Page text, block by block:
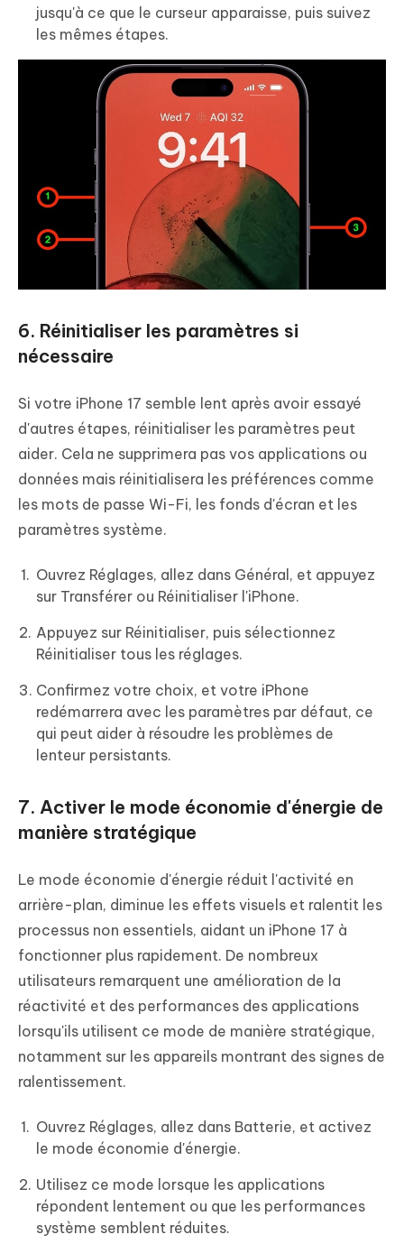
jusqu'à ce que le curseur apparaisse, puis suivez
les mêmes étapes.
6. Réinitialiser les paramètres si
nécessaire
Si votre iPhone 17 semble lent après avoir essayé
d'autres étapes, réinitialiser les paramètres peut
aider. Cela ne supprimera pas vos applications ou
données mais réinitialisera les préférences comme
les mots de passe Wi-Fi, les fonds d'écran et les
paramètres système.
Ouvrez Réglages, allez dans Général, et appuyez
sur Transférer ou Réinitialiser l'iPhone.
Appuyez sur Réinitialiser, puis sélectionnez
Réinitialiser tous les réglages.
Confirmez votre choix, et votre iPhone
redémarrera avec les paramètres par défaut, ce
qui peut aider à résoudre les problèmes de
lenteur persistants.
7. Activer le mode économie d'énergie de
manière stratégique
Le mode économie d'énergie réduit l'activité en
arrière-plan, diminue les effets visuels et ralentit les
processus non essentiels, aidant un iPhone 17 à
fonctionner plus rapidement. De nombreux
utilisateurs remarquent une amélioration de la
réactivité et des performances des applications
lorsqu'ils utilisent ce mode de manière stratégique,
notamment sur les appareils montrant des signes de
ralentissement.
Ouvrez Réglages, allez dans Batterie, et activez
le mode économie d'énergie.
Utilisez ce mode lorsque les applications
répondent lentement ou que les performances
système semblent réduites.